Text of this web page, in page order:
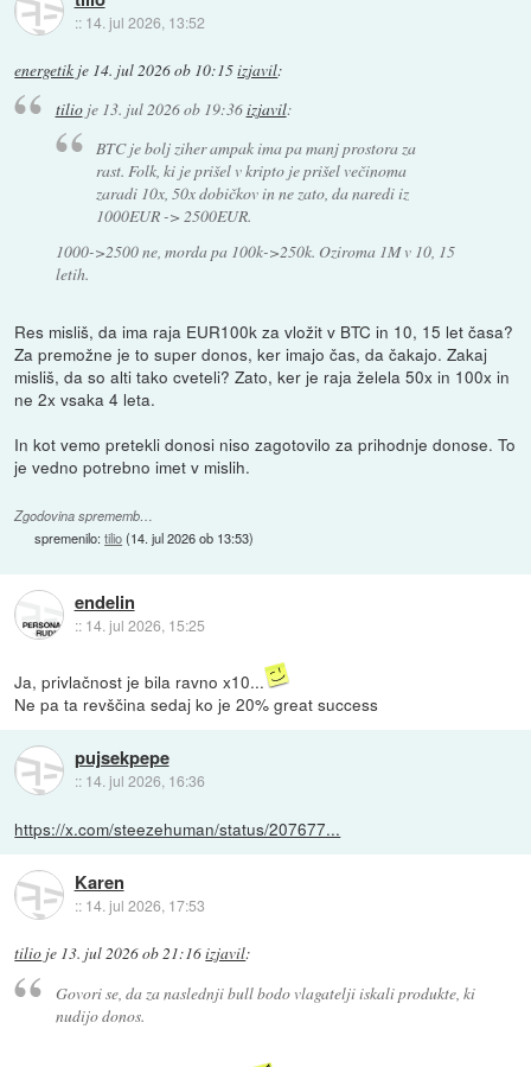
:: 14. jul 2026, 13:52
energetik je 14. jul 2026 ob 10:15izjavil:
tilioje 13. jul 2026 ob 19:36izjavil:
BTC je bolj ziher ampak ima pa manj prostora za
rast. Folk, ki je prišel v kripto je prišel večinoma
zaradi 10x, 50x dobičkov in ne zato, da naredi iz
1000EUR -> 2500EUR.
1000->2500 ne, morda pa 100k->250k. Oziroma 1M v 10, 15
letih.
Res misliš, da ima raja EUR100k za vložit v BTC in 10, 15 let časa?
Za premožne je to super donos, ker imajo čas, da čakajo. Zakaj
misliš, da so alti tako cveteli? Zato, ker je raja želela 50x in 100x in
ne 2x vsaka 4 leta.
In kot vemo pretekli donosi niso zagotovilo za prihodnje donose. To
je vedno potrebno imet v mislih.
Zgodovina sprememb…
spremenilo:tilio(14. jul 2026 ob 13:53)
endelin
:: 14. jul 2026, 15:25
Ja, privlačnost je bila ravno x10...
Ne pa ta revščina sedaj ko je 20% great success
pujsekpepe
:: 14. jul 2026, 16:36
https://x.com/steezehuman/status/207677...
Karen
:: 14. jul 2026, 17:53
tilio je 13. jul 2026 ob 21:16izjavil:
Govori se, da za naslednji bull bodo vlagatelji iskali produkte, ki
nudijo donos.